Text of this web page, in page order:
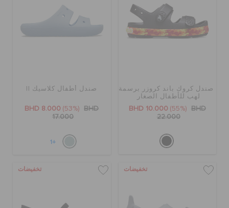
صندل كروك باند كروزر برسمة
لهب للأطفال الصغار
BHD 10.000 (55%)
BHD
22.000
صندل أطفال كلاسيك II
BHD 8.000 (53%)
BHD
17.000
+1
تخفيضات تخفيضات